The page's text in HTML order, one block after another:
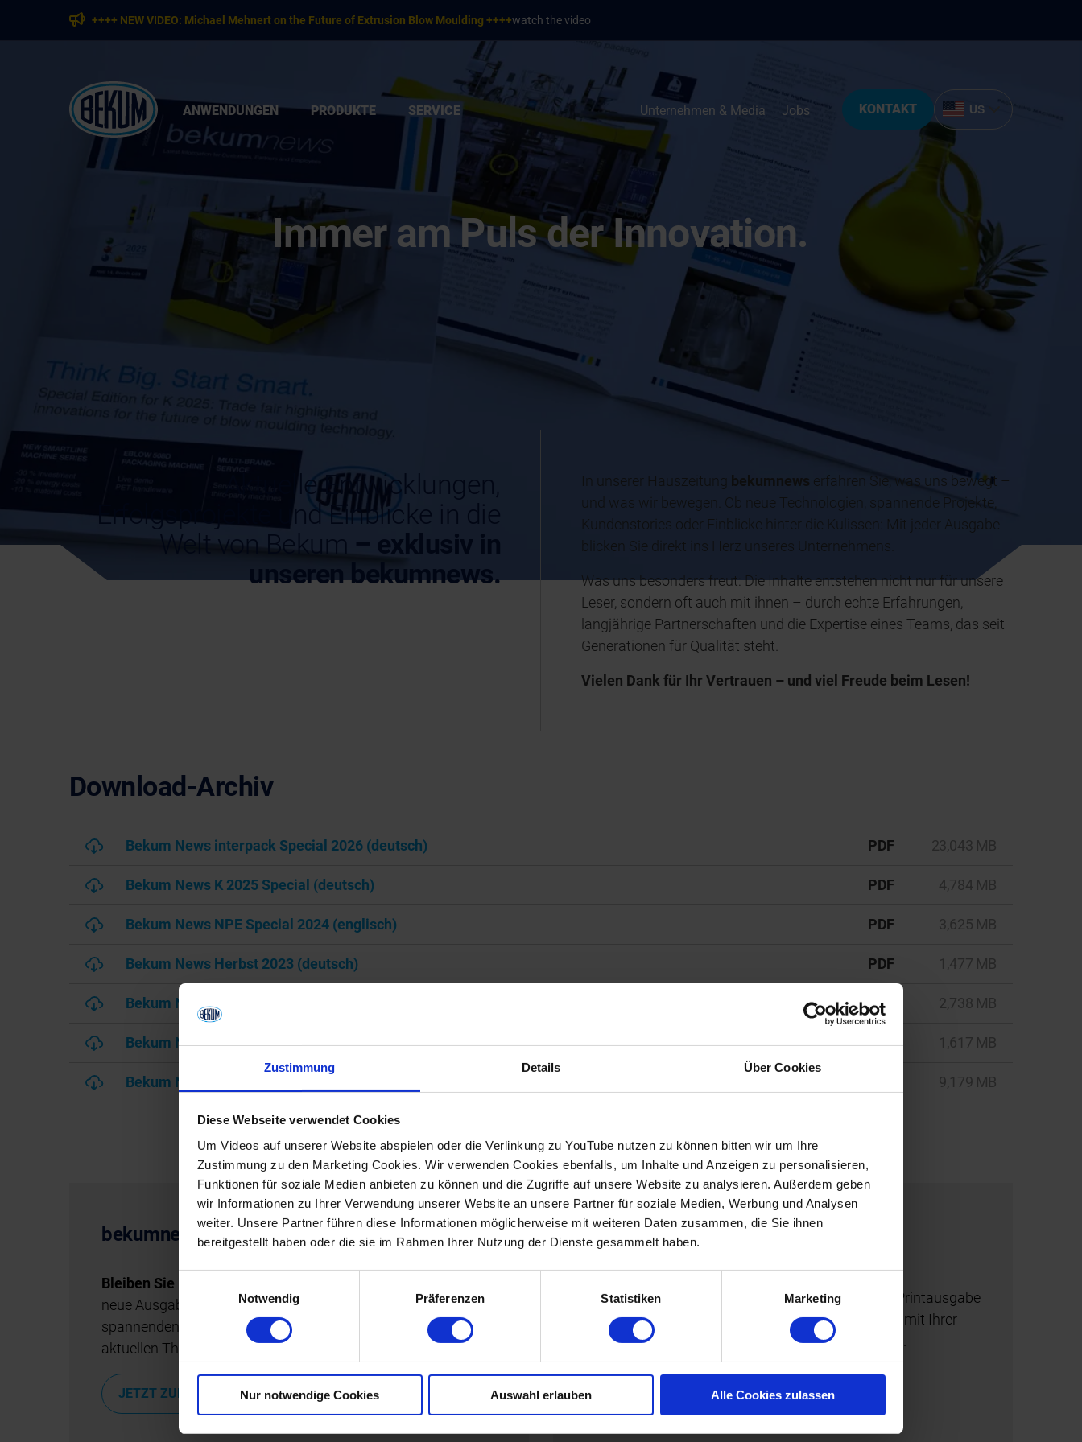
Zustimmung Details Über Cookies
Diese Webseite verwendet Cookies
Um Videos auf unserer Website abspielen oder die Verlinkung zu YouTube nutzen zu können bitten wir um Ihre
Zustimmung zu den Marketing Cookies. Wir verwenden Cookies ebenfalls, um Inhalte und Anzeigen zu personalisieren,
Funktionen für soziale Medien anbieten zu können und die Zugriffe auf unsere Website zu analysieren. Außerdem geben
wir Informationen zu Ihrer Verwendung unserer Website an unsere Partner für soziale Medien, Werbung und Analysen
weiter. Unsere Partner führen diese Informationen möglicherweise mit weiteren Daten zusammen, die Sie ihnen
bereitgestellt haben oder die sie im Rahmen Ihrer Nutzung der Dienste gesammelt haben.
Notwendig
Präferenzen Statistiken Marketing
Nur notwendige Cookies Auswahl erlauben Alle Cookies zulassen
++++ NEW VIDEO: Michael Mehnert on the Future of Extrusion Blow Moulding ++++watch the video
ANWENDUNGEN PRODUKTE SERVICE Unternehmen & Media Jobs KONTAKT US
Immer am Puls der Innovation.
Aktuelle Entwicklungen,
Erfolgsprojekte und Einblicke in die
Welt von Bekum – exklusiv in
unseren bekumnews.
In unserer Hauszeitung bekumnews erfahren Sie, was uns bewegt –
und was wir bewegen. Ob neue Technologien, spannende Projekte,
Kundenstories oder Einblicke hinter die Kulissen: Mit jeder Ausgabe
blicken Sie direkt ins Herz unseres Unternehmens.
Was uns besonders freut: Die Inhalte entstehen nicht nur für unsere
Leser, sondern oft auch mit ihnen – durch echte Erfahrungen,
langjährige Partnerschaften und die Expertise eines Teams, das seit
Generationen für Qualität steht.
Vielen Dank für Ihr Vertrauen – und viel Freude beim Lesen!
Download-Archiv
Bekum News interpack Special 2026 (deutsch) PDF 23,043 MB
Bekum News K 2025 Special (deutsch) PDF 4,784 MB
Bekum News NPE Special 2024 (englisch) PDF 3,625 MB
Bekum News Herbst 2023 (deutsch) PDF 1,477 MB
Bekum News Herbst 2022 (deutsch) PDF 2,738 MB
Bekum News Herbst 2021 (deutsch) PDF 1,617 MB
Bekum News Herbst 2019 (deutsch) 9,179 MB
bekumnews direkt ins Postfach
Bleiben Sie informiert:
neue Ausgaben der BekumNews automatisch per E-Mail – mit
spannenden Entwicklungen, technischen Insights und
aktuellen Themen aus der Welt von Bekum.
JETZT ZUM NEWSLETTER ANMELDEN
Gedruckt statt digital?
Gerne senden wir Ihnen die bekumnewsauch als Printausgabe
zu. Schreiben Sie uns einfach eine kurze Nachricht mit Ihrer
Anschrift – und wir nehmen Sie in den Versand auf.
PRINTAUSGABE ANFORDERN